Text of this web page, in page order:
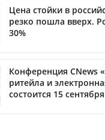
Цена стойки в
резко пошла вверх.
30%
Конференция CNews
ритейла и
состоится 15